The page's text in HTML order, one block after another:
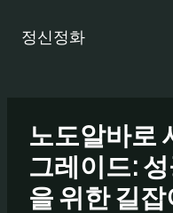
정신정화
노도알바로
그레이드:
을 위한 길잡